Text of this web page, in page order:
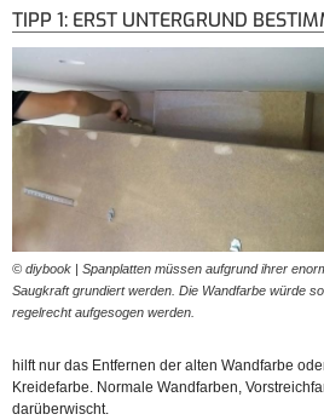
TIPP 1: ERST UNTERGRUND
© diybook | Spanplatten müssen aufgrund ihrer
Saugkraft grundiert werden. Die Wandfarbe würde
regelrecht aufgesogen werden.
hilft nur das Entfernen der alten Wandfarbe
Kreidefarbe. Normale Wandfarben,
darüberwischt.